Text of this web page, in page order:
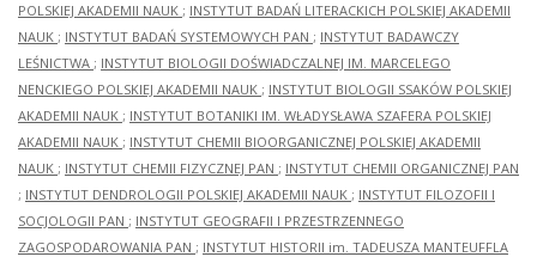
POLSKIEJ AKADEMII NAUK ; INSTYTUT BADAŃ LITERACKICH POLSKIEJ AKADEMII
NAUK ; INSTYTUT BADAŃ SYSTEMOWYCH PAN ; INSTYTUT BADAWCZY
LEŚNICTWA ; INSTYTUT BIOLOGII DOŚWIADCZALNEJ IM. MARCELEGO
NENCKIEGO POLSKIEJ AKADEMII NAUK ; INSTYTUT BIOLOGII SSAKÓW POLSKIEJ
AKADEMII NAUK ; INSTYTUT BOTANIKI IM. WŁADYSŁAWA SZAFERA POLSKIEJ
AKADEMII NAUK ; INSTYTUT CHEMII BIOORGANICZNEJ POLSKIEJ AKADEMII
NAUK ; INSTYTUT CHEMII FIZYCZNEJ PAN ; INSTYTUT CHEMII ORGANICZNEJ PAN
; INSTYTUT DENDROLOGII POLSKIEJ AKADEMII NAUK ; INSTYTUT FILOZOFII I
SOCJOLOGII PAN ; INSTYTUT GEOGRAFII I PRZESTRZENNEGO
ZAGOSPODAROWANIA PAN ; INSTYTUT HISTORII im. TADEUSZA MANTEUFFLA